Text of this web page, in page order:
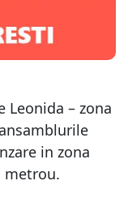
– zona
in zona
metrou.